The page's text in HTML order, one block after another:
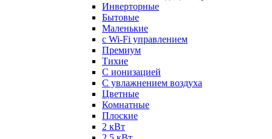
Инверторные
Бытовые
Маленькие
с Wi-Fi управлением
Премиум
Тихие
С ионизацией
С увлажнением воздуха
Цветные
Комнатные
Плоские
2 кВт